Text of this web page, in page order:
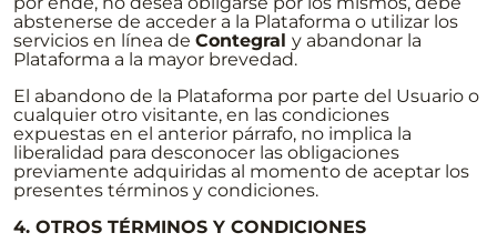
abstenerse de acceder a la Plataforma o utilizar los
servicios en línea de Contegral y abandonar la
Plataforma a la mayor brevedad.
El abandono de la Plataforma por parte del Usuario o
cualquier otro visitante, en las condiciones
expuestas en el anterior párrafo, no implica la
liberalidad para desconocer las obligaciones
previamente adquiridas al momento de aceptar los
presentes términos y condiciones.
4. OTROS TÉRMINOS Y CONDICIONES